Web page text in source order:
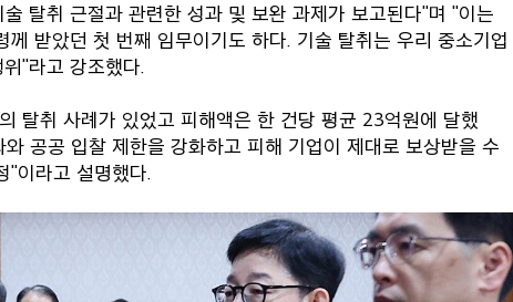
탈취 근절과 관련한 성과 및 보완 과제가 보고된다"며 "이는
받았던 첫 번째 임무이기도 하다. 기술 탈취는 우리 중소기업
"라고 강조했다.
탈취 사례가 있었고 피해액은 한 건당 평균 23억원에 달했
공공 입찰 제한을 강화하고 피해 기업이 제대로 보상받을 수
"이라고 설명했다.